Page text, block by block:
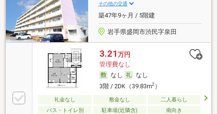
その他の交通
築47年9ヶ月 / 5階建
岩手県盛岡市渋民字泉田
3.21 万円
管理費なし
なし
なし
3階 / 2DK（39.83m2）
礼金なし 敷金なし
二人暮らし
バス・トイレ別
駐車場(近隣含) 南向き